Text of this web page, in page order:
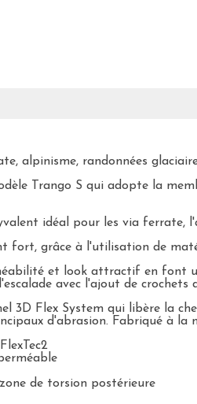
alpinisme, randonnées
Trango S qui adopte la
idéal pour les via ferrate,
fort, grâce à l'utilisation de
et look attractif en font
avec l'ajout de
3D Flex System qui libère la
d'abrasion. Fabriqué à la
de torsion postérieure